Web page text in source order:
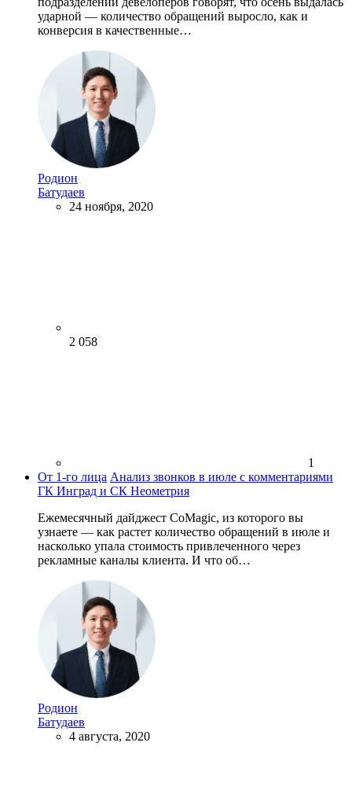
ударной — количество обращений выросло, как и
конверсия в качественные…
Родион
Батудаев
24 ноября, 2020
2 058
1
От 1-го лица Анализ звонков в июле с комментариями
ГК Инград и СК Неометрия
Ежемесячный дайджест CoMagic, из которого вы
узнаете — как растет количество обращений в июле и
насколько упала стоимость привлеченного через
рекламные каналы клиента. И что об…
Родион
Батудаев
4 августа, 2020